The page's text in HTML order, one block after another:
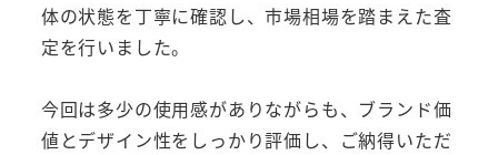
体の状態を丁寧に確認し、市場相場を踏まえた査
定を行いました。
今回は多少の使用感がありながらも、ブランド価
値とデザイン性をしっかり評価し、ご納得いただ